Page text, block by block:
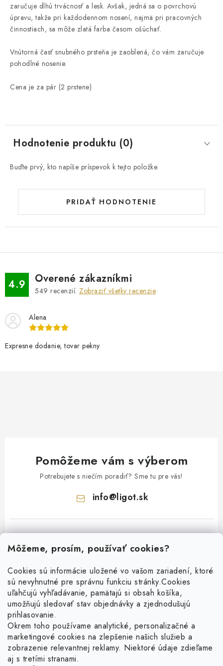
Môžeme, prosím, používať cookies?
Cookies sú informácie uložené vo vašom zariadení, ktoré
sú nevyhnutné pre správnu funkciu stránky.Cookies
uľahčujú vyhľadávanie, pamätajú si obsah košíka,
umožňujú sledovať stav objednávky a zjednodušujú
prihlasovanie.
Okrem toho používame analytické, personalizačné a
marketingové cookies na zlepšenie našich služieb a
zobrazenie relevantnej reklamy. Niektoré údaje zdieľame
aj s tretími stranami.
zaručuje dlhú trvácnosť a lesk. Avšak, jedná sa o povrchovú
úpravu, takže pri každodennom nosení, najmä pri pracovných
činnostiach, sa môže zlatá farba časom ošúchať.
Vnútorná časť snubného prsteňa je zaoblená, čo vám zaručuje
pohodlné nosenie.
Cena je za pár (2 prstene)
Hodnotenie produktu (0)
Buďte prvý, kto napíše príspevok k tejto položke.
PRIDAŤ HODNOTENIE
4.9 Overené zákazníkmi
549 recenzií. Zobraziť všetky recenzie
Alena
Expresne dodanie, tovar pekny
Pomôžeme vám s výberom
Potrebujete s niečím poradiť? Sme tu pre vás!
info@ligot.sk
Facebook
Obľúbené šperky